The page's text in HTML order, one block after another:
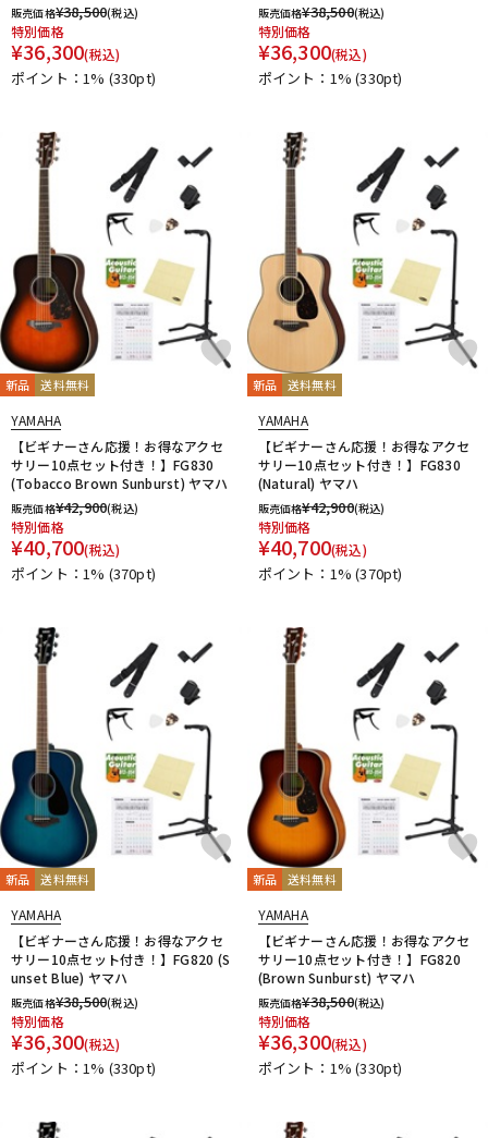
販売価格¥38,500(税込)
特別価格
¥36,300(税込)
ポイント：1% (330pt)
販売価格¥38,500(税込)
特別価格
¥36,300(税込)
ポイント：1%(330pt)
新品 送料無料
YAMAHA
【ビギナーさん応援！お得なアクセ
サリー10点セット付き！】FG830
(Tobacco Brown Sunburst) ヤマハ
販売価格¥42,900(税込)
特別価格
¥40,700(税込)
ポイント：1% (370pt)
新品 送料無料
YAMAHA
【ビギナーさん応援！お得なアクセ
サリー10点セット付き！】FG830
(Natural) ヤマハ
販売価格¥42,900(税込)
特別価格
¥40,700(税込)
ポイント：1%(370pt)
新品 送料無料
YAMAHA
【ビギナーさん応援！お得なアクセ
サリー10点セット付き！】FG820 (S
unset Blue) ヤマハ
販売価格¥38,500(税込)
特別価格
¥36,300(税込)
ポイント：1% (330pt)
新品 送料無料
YAMAHA
【ビギナーさん応援！お得なアクセ
サリー10点セット付き！】FG820
(Brown Sunburst) ヤマハ
販売価格¥38,500(税込)
特別価格
¥36,300(税込)
ポイント：1%(330pt)